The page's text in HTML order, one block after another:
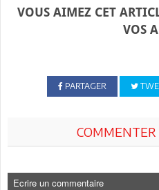
VOUS AIMEZ CET
VOS
PARTAGER
COMMENTER
Ecrire un commentaire